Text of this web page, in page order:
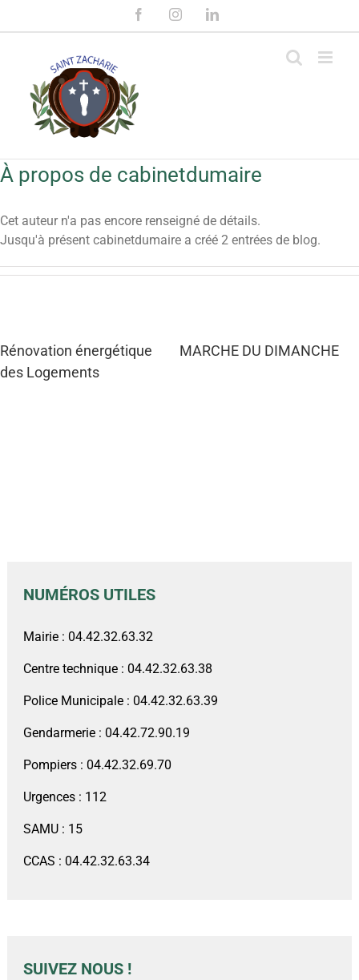
au
FacebookInstagramLinkedIn
À propos de cabinetdumaire
Cet auteur n'a pas encore renseigné de détails.
Jusqu'à présent cabinetdumaire a créé 2 entrées de blog.
Rénovation énergétique
des Logements
MARCHE DU DIMANCHE
NUMÉROS UTILES
Mairie : 04.42.32.63.32
Centre technique : 04.42.32.63.38
Police Municipale : 04.42.32.63.39
Gendarmerie : 04.42.72.90.19
Pompiers : 04.42.32.69.70
Urgences : 112
SAMU : 15
CCAS : 04.42.32.63.34
SUIVEZ NOUS !